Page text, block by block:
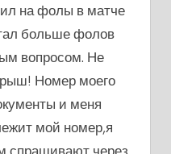
на фолы в матче
больше фолов
вопросом. Не
Номер моего
и меня
мой номер,я
спрашивают через